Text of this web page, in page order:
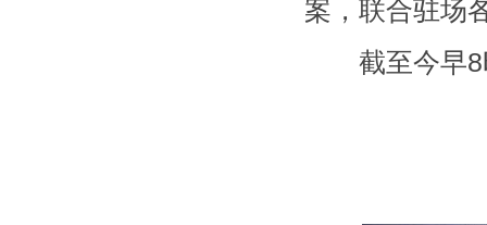
案，联合驻场
截至今早8